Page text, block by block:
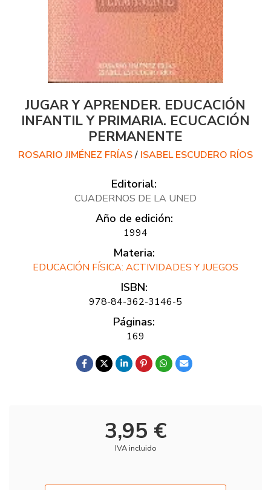
JUGAR Y APRENDER. EDUCACIÓN
INFANTIL Y PRIMARIA. ECUCACIÓN
PERMANENTE
ROSARIO JIMÉNEZ FRÍAS/ ISABEL ESCUDERO RÍOS
Editorial:
CUADERNOS DE LA UNED
Año de edición:
1994
Materia:
EDUCACIÓN FÍSICA: ACTIVIDADES Y JUEGOS
ISBN:
978-84-362-3146-5
Páginas:
169
3,95 €
IVA incluido